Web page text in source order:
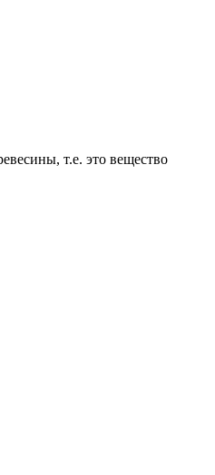
т.е. это вещество